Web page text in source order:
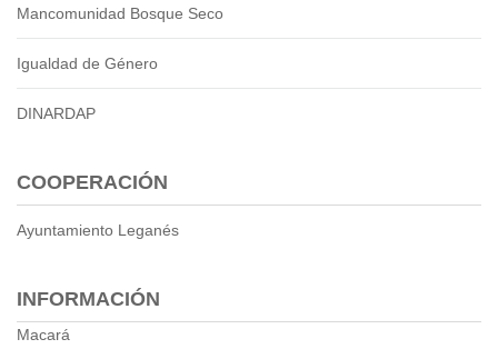
Mancomunidad Bosque Seco
Igualdad de Género
DINARDAP
COOPERACIÓN
Ayuntamiento Leganés
INFORMACIÓN
Macará
Empresa Pública de Vivienda
Biblioteca
P.D.L - P.D.O.T.
Ordenanzas/Resoluciones
Cumplimiento LOTAIP
Concursos 2016
Servicio